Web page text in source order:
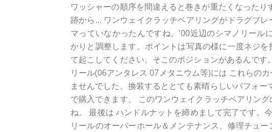
ワッシャーの順序を間違えると巻きが重たくなった
跡から... ワンウェイクラッチベアリングがドラグプ
マっていなかったんですね。'00近辺のシマノリール
かりと調整します。ポイントは写真の様に一度ネジ
て起こしてください。そこのボジションがあるんで
リール(06アンタレス 07メタニウム等)には これらの
ませんでした。換装するととても素晴らしいパフォ
で購入できます。 このワンウェイクラッチベアリン
ね。 最後は ハンドルナットを締めまして完了です。
リールのオーバーホール＆メンテナンス、修理チュ